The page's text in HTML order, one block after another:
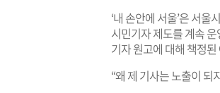
‘내 손안에 서울’은 서
시민기자 제도를 계속
기자 원고에 대해 책정
“왜 제 기사는 노출이 되